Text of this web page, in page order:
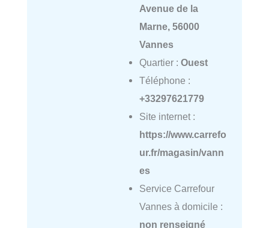
Avenue de la
Marne, 56000
Vannes
Quartier : Ouest
Téléphone :
+33297621779
Site internet :
https://www.carrefo
ur.fr/magasin/vann
es
Service Carrefour
Vannes à domicile :
non renseigné